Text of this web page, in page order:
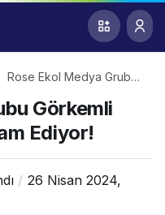
Rose Ekol Medya Grubu
Devam Ediyor!
Görkemli
Ediyor!
26 Nisan 2024,
0